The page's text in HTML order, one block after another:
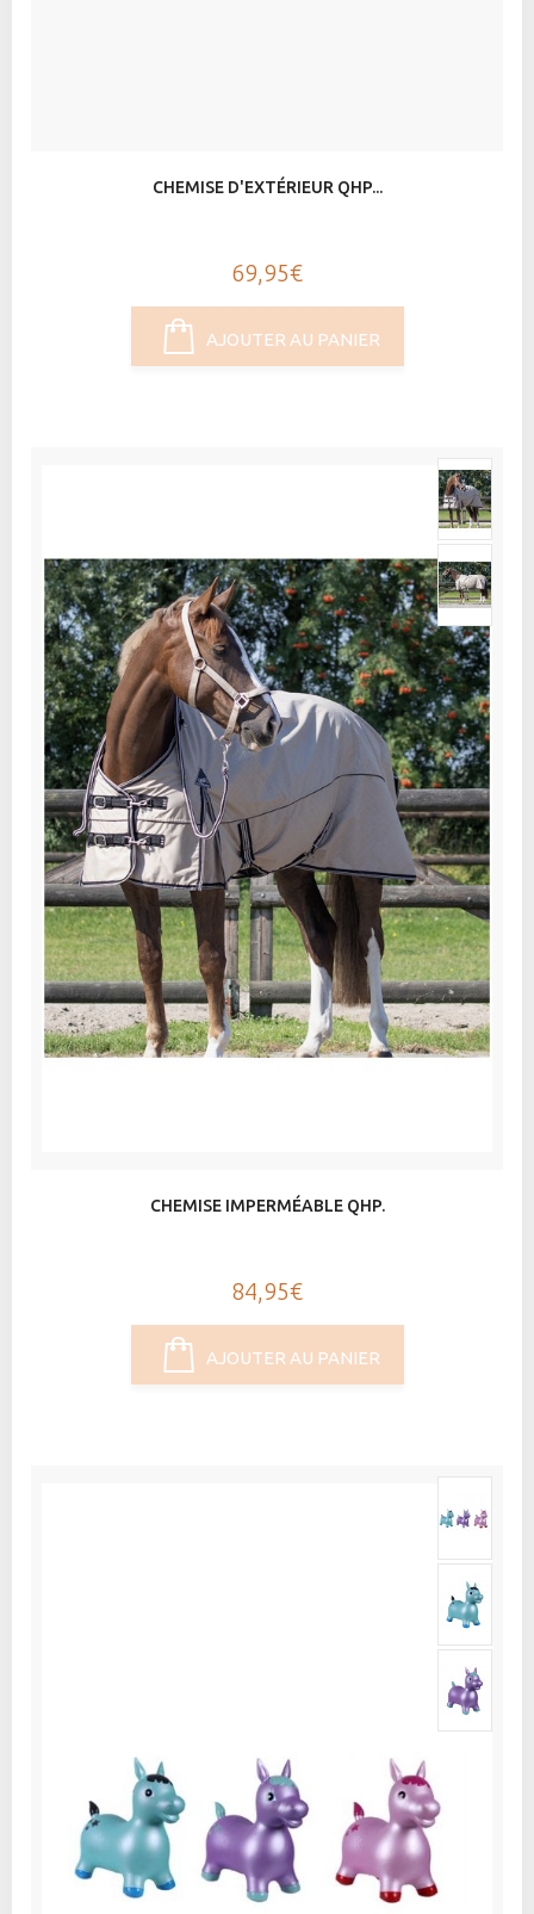
CHEMISE D'EXTÉRIEUR QHP...
69,95€
AJOUTER AU PANIER
CHEMISE IMPERMÉABLE QHP.
84,95€
AJOUTER AU PANIER